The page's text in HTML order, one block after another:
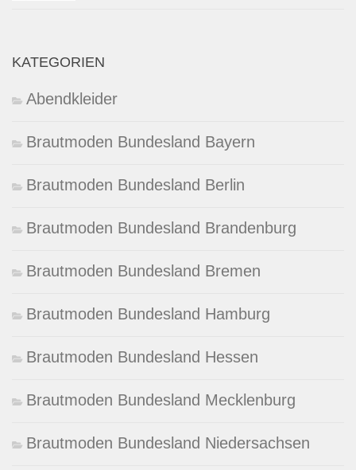
KATEGORIEN
Abendkleider
Brautmoden Bundesland Bayern
Brautmoden Bundesland Berlin
Brautmoden Bundesland Brandenburg
Brautmoden Bundesland Bremen
Brautmoden Bundesland Hamburg
Brautmoden Bundesland Hessen
Brautmoden Bundesland Mecklenburg
Brautmoden Bundesland Niedersachsen